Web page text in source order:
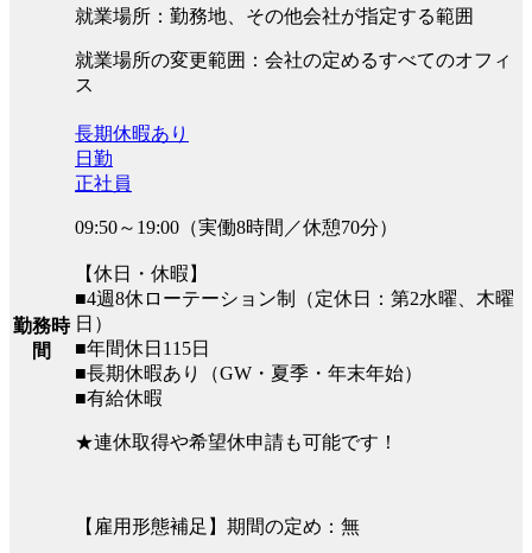
就業場所：勤務地、その他会社が指定する範囲
就業場所の変更範囲：会社の定めるすべてのオフィ
ス
勤務時
間
長期休暇あり
日勤
正社員
09:50～19:00（実働8時間／休憩70分）
【休日・休暇】
■4週8休ローテーション制（定休日：第2水曜、木曜
日）
■年間休日115日
■長期休暇あり（GW・夏季・年末年始）
■有給休暇
★連休取得や希望休申請も可能です！
【雇用形態補足】期間の定め：無